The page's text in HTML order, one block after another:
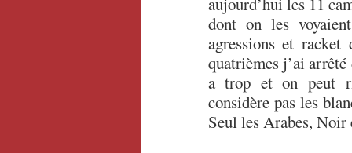
dont on les
agressions et
quatrièmes j’ai
a trop et on peut
considère pas les
Seul les Arabes,